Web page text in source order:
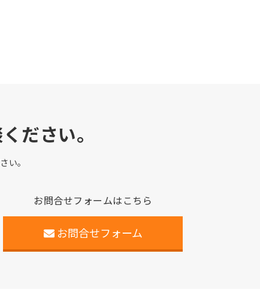
ださい。
い。
お問合せフォームはこちら
お問合せフォーム